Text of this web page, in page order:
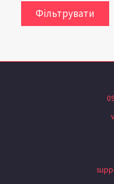
Фільтрувати